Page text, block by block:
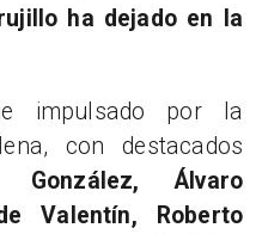
ha dejado en la
impulsado por la
con destacados
González, Álvaro
Valentín, Roberto